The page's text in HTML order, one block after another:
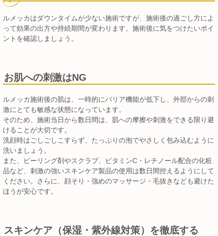
ルメッカはダウンタイムが少ない施術ですが、施術後の過ごし方によ
って効果の出方や持続期間が変わります。施術後に気をつけたいポイ
ントを確認しましょう。
お肌への刺激はNG
ルメッカ施術後の肌は、一時的にバリア機能が低下し、外部からの刺
激にとても敏感な状態になっています。
そのため、施術当日から数日間は、肌への摩擦や刺激をできる限り避
けることが大切です。
洗顔時はごしごしこすらず、たっぷりの泡でやさしく包み込むように
洗いましょう。
また、ピーリング剤やスクラブ、ビタミンC・レチノール配合の化粧
品など、刺激の強いスキンケア製品の使用は数日間控えるようにして
ください。さらに、顔そり・強めのマッサージ・毛抜きなども避けた
ほうが安心です。
スキンケア（保湿・紫外線対策）を徹底する